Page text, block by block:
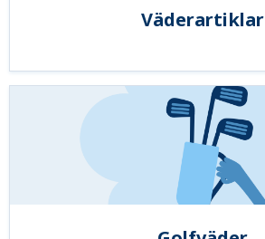
Väderartiklar